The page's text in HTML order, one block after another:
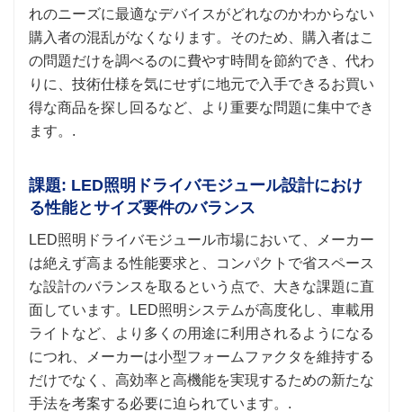
れのニーズに最適なデバイスがどれなのかわからない
購入者の混乱がなくなります。そのため、購入者はこ
の問題だけを調べるのに費やす時間を節約でき、代わ
りに、技術仕様を気にせずに地元で入手できるお買い
得な商品を探し回るなど、より重要な問題に集中でき
ます。.
課題: LED照明ドライバモジュール設計におけ
る性能とサイズ要件のバランス
LED照明ドライバモジュール市場において、メーカー
は絶えず高まる性能要求と、コンパクトで省スペース
な設計のバランスを取るという点で、大きな課題に直
面しています。LED照明システムが高度化し、車載用
ライトなど、より多くの用途に利用されるようになる
につれ、メーカーは小型フォームファクタを維持する
だけでなく、高効率と高機能を実現するための新たな
手法を考案する必要に迫られています。.